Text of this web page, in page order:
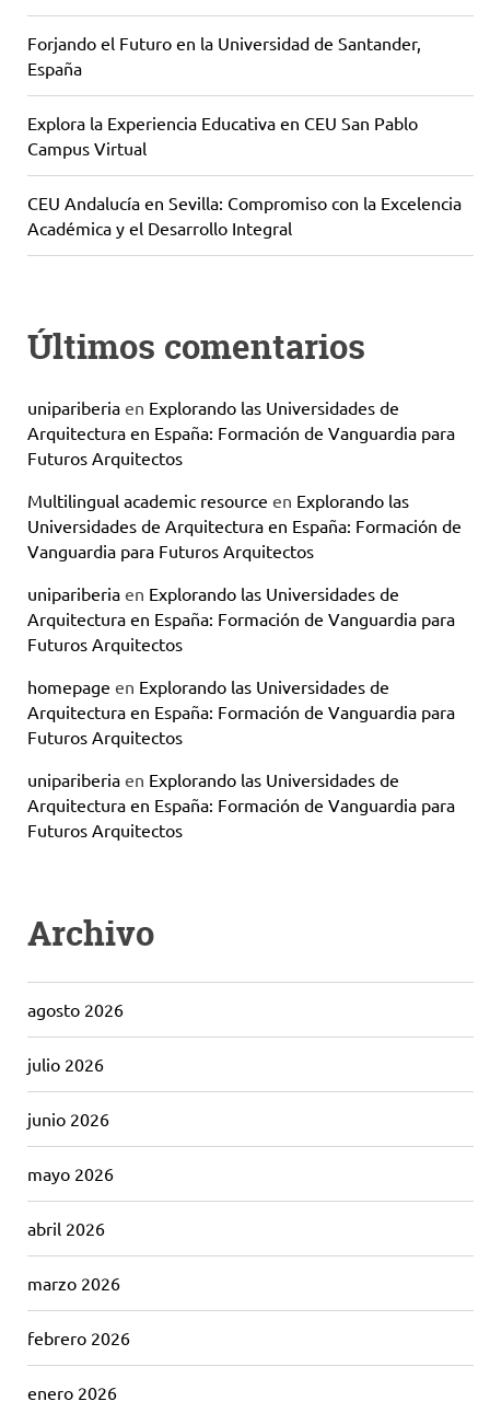
Forjando el Futuro en la Universidad de Santander,
España
Explora la Experiencia Educativa en CEU San Pablo
Campus Virtual
CEU Andalucía en Sevilla: Compromiso con la Excelencia
Académica y el Desarrollo Integral
Últimos comentarios
unipariberia en Explorando las Universidades de
Arquitectura en España: Formación de Vanguardia para
Futuros Arquitectos
Multilingual academic resource en Explorando las
Universidades de Arquitectura en España: Formación de
Vanguardia para Futuros Arquitectos
unipariberia en Explorando las Universidades de
Arquitectura en España: Formación de Vanguardia para
Futuros Arquitectos
homepage en Explorando las Universidades de
Arquitectura en España: Formación de Vanguardia para
Futuros Arquitectos
unipariberia en Explorando las Universidades de
Arquitectura en España: Formación de Vanguardia para
Futuros Arquitectos
Archivo
agosto 2026
julio 2026
junio 2026
mayo 2026
abril 2026
marzo 2026
febrero 2026
enero 2026